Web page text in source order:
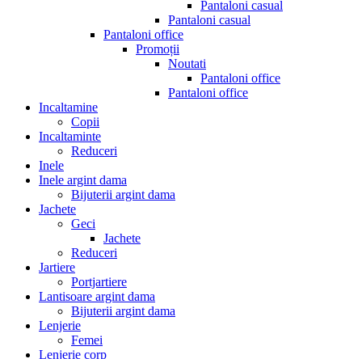
Pantaloni casual
Pantaloni casual
Pantaloni office
Promoții
Noutati
Pantaloni office
Pantaloni office
Incaltamine
Copii
Incaltaminte
Reduceri
Inele
Inele argint dama
Bijuterii argint dama
Jachete
Geci
Jachete
Reduceri
Jartiere
Portjartiere
Lantisoare argint dama
Bijuterii argint dama
Lenjerie
Femei
Lenjerie corp